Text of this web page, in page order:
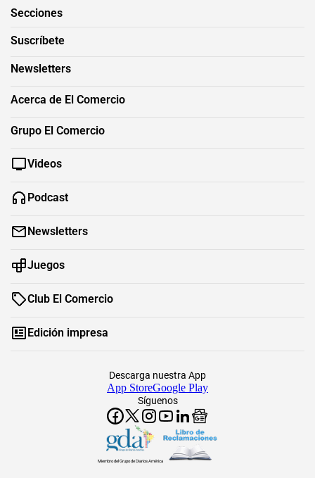
Secciones
Suscríbete
Newsletters
Acerca de El Comercio
Grupo El Comercio
Videos
Podcast
Newsletters
Juegos
Club El Comercio
Edición impresa
Síguenos
Descarga nuestra App
App StoreGoogle Play
Miembro del Grupo de Diarios América